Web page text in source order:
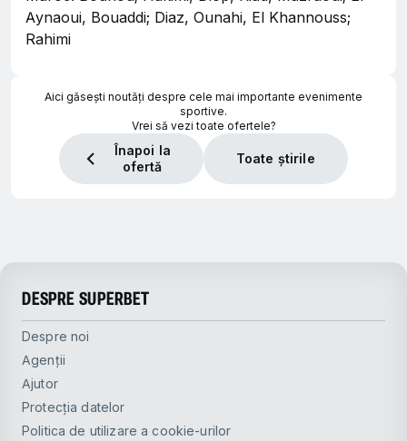
Aynaoui, Bouaddi; Diaz, Ounahi, El Khannouss;
Rahimi
Aici găsești noutăți despre cele mai importante evenimente
sportive.
Vrei să vezi toate ofertele?
Înapoi la
ofertă
Toate știrile
DESPRE SUPERBET
Despre noi
Agenții
Ajutor
Protecția datelor
Politica de utilizare a cookie-urilor